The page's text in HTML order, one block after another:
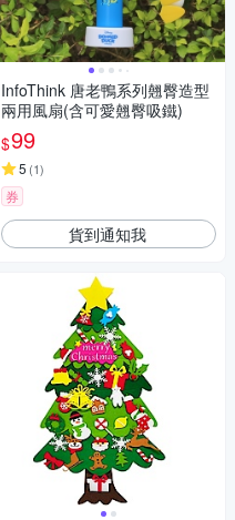
InfoThink 唐老鴨系列翹臀造型
兩用風扇(含可愛翹臀吸鐵)
$99
5 (1)
券
貨到通知我